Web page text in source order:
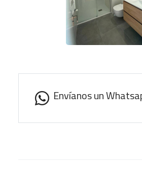
Envíanos un